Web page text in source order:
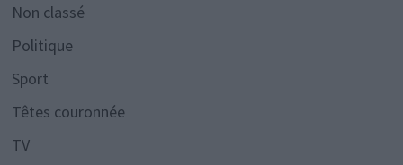
Non classé
Politique
Sport
Têtes couronnée
TV